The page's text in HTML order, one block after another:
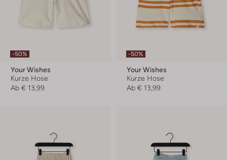
-50%
Your Wishes
Kurze Hose
Ab € 13,99
-50%
Your Wishes
Kurze Hose
Ab € 13,99